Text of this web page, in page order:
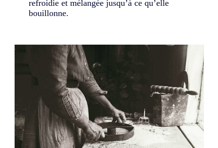
refroidie et mélangée jusqu’à ce qu’elle
bouillonne.